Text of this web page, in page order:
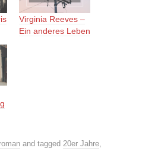
Virginia Reeves –
Ein anderes Leben
and tagged 20er Jahre